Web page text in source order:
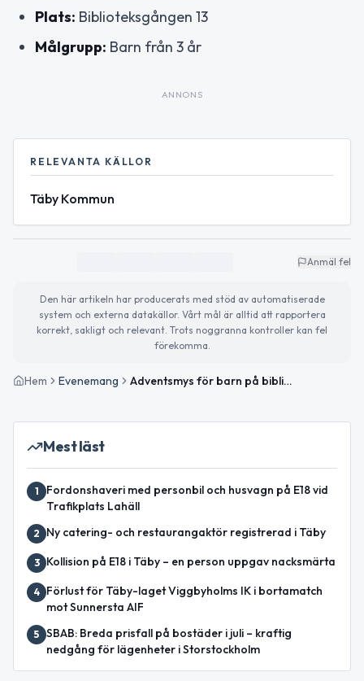
Plats: Biblioteksgången 13
Målgrupp: Barn från 3 år
ANNONS
RELEVANTA KÄLLOR
Täby Kommun
Anmäl fel
Den här artikeln har producerats med stöd av automatiserade
system och externa datakällor. Vårt mål är alltid att rapportera
korrekt, sakligt och relevant. Trots noggranna kontroller kan fel
förekomma.
Hem Evenemang Adventsmys för barn på biblioteket
Mest läst
1
Fordonshaveri med personbil och husvagn på E18 vid
Trafikplats Lahäll
2 Ny catering- och restaurangaktör registrerad i Täby
3 Kollision på E18 i Täby – en person uppgav nacksmärta
4
Förlust för Täby-laget Viggbyholms IK i bortamatch
mot Sunnersta AIF
5 SBAB: Breda prisfall på bostäder i juli – kraftig
nedgång för lägenheter i Storstockholm